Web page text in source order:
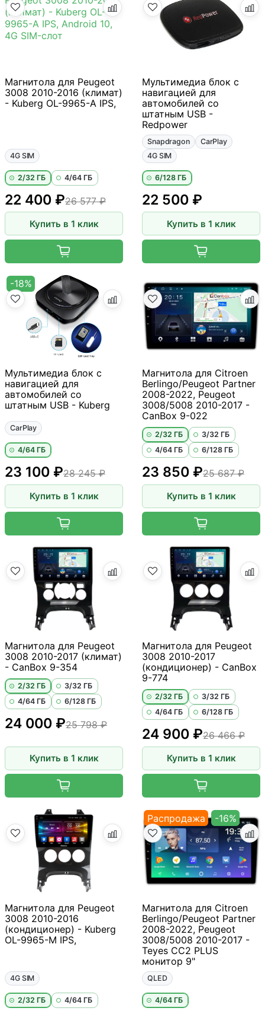
Магнитола для Peugeot
3008 2010-2016 (климат)
- Kuberg OL-9965-A IPS,
4G SIM
2/32 ГБ 4/64 ГБ
22 400 ₽26 577 ₽
Купить в 1 клик
Мультимедиа блок с
навигацией для
автомобилей со
штатным USB -
Redpower
Snapdragon
CarPlay
4G SIM
6/128 ГБ
22 500 ₽
Купить в 1 клик
-18%
Мультимедиа блок с
навигацией для
автомобилей со
штатным USB - Kuberg
CarPlay
4/64 ГБ
28 245 ₽
23 100 ₽
Купить в 1 клик
Магнитола для Citroen
Berlingo/Peugeot Partner
2008-2022, Peugeot
3008/5008 2010-2017 -
CanBox 9-022
2/32 ГБ
3/32 ГБ
4/64 ГБ
6/128 ГБ
23 850 ₽25 687 ₽
Купить в 1 клик
Магнитола для Peugeot
3008 2010-2017 (климат)
- CanBox 9-354
2/32 ГБ
3/32 ГБ
4/64 ГБ
6/128 ГБ
24 000 ₽25 798 ₽
Купить в 1 клик
Магнитола для Peugeot
3008 2010-2017
(кондиционер) - CanBox
9-774
2/32 ГБ
3/32 ГБ
4/64 ГБ
6/128 ГБ
24 900 ₽26 466 ₽
Купить в 1 клик
Магнитола для Peugeot
3008 2010-2016
(кондиционер) - Kuberg
OL-9965-M IPS,
4G SIM
2/32 ГБ 4/64 ГБ
Распродажа -16%
Магнитола для Citroen
Berlingo/Peugeot Partner
2008-2022, Peugeot
3008/5008 2010-2017 -
Teyes CC2 PLUS
монитор 9"
QLED
4/64 ГБ